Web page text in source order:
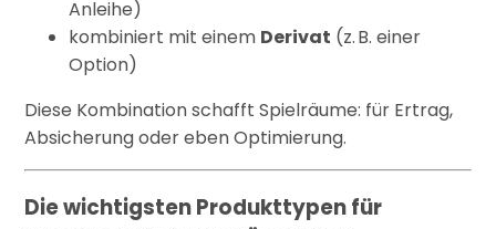
Anleihe)
kombiniert mit einem Derivat (z. B. einer
Option)
Diese Kombination schafft Spielräume: für Ertrag,
Absicherung oder eben Optimierung.
Die wichtigsten Produkttypen für